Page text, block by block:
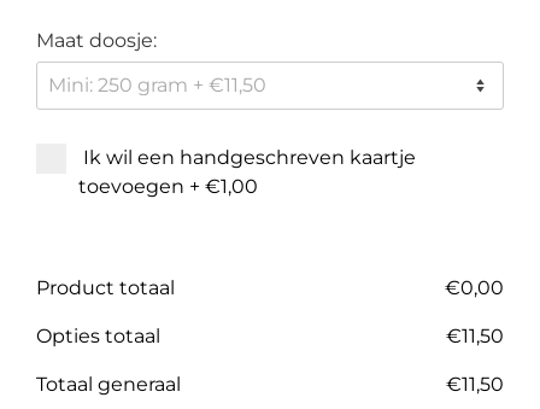
Maat doosje:
Ik wil een handgeschreven kaartje
toevoegen + €1,00
Product totaal €0,00
Opties totaal €11,50
Totaal generaal €11,50